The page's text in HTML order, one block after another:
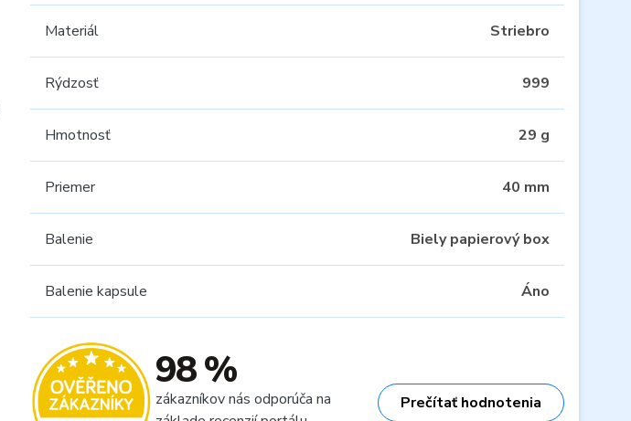
Materiál Striebro
Rýdzosť 999
Hmotnosť 29 g
Priemer 40 mm
Balenie Biely papierový box
Balenie kapsule Áno
98 %
zákazníkov nás odporúča na
Prečítať hodnotenia